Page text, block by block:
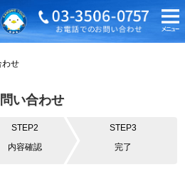
わせ
い合わせ
STEP2
内容確認
STEP3
完了